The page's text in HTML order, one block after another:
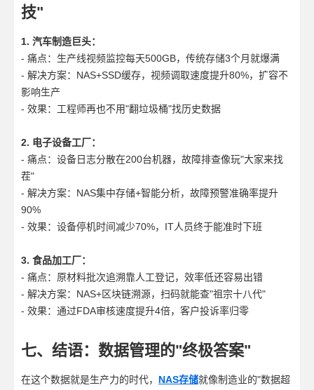
技"
1. 汽车制造巨头：
- 痛点：生产线视频监控每天500GB，传统存储3个月就爆满
- 解决方案：NAS+SSD缓存，视频调取速度提升80%，扩容不
影响生产
- 效果：工程师再也不用"翻垃圾桶"找历史数据
2. 电子设备工厂：
- 痛点：设备日志分散在200台机器，故障排查像玩"大家来找
茬"
- 解决方案：NAS集中存储+智能分析，故障预警准确率提升
90%
- 效果：设备停机时间减少70%，IT人员终于能准时下班
3. 食品加工厂：
- 痛点：原材料批次追溯靠人工登记，效率低还容易出错
- 解决方案：NAS+区块链溯源，扫码就能查"祖宗十八代"
- 效果：通过FDA审核速度提升4倍，客户投诉率归零
七、结语：数据管理的"终极答案"
在这个数据就是生产力的时代， NAS存储就像制造业的"数据超